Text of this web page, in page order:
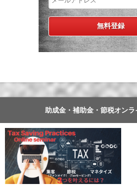
助成金・補助金・節税オン